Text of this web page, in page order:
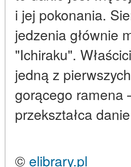
i jej pokonania.
jedzenia głównie
"Ichiraku".
jedną z
gorącego ramena
przekształca
© elibrary.pl